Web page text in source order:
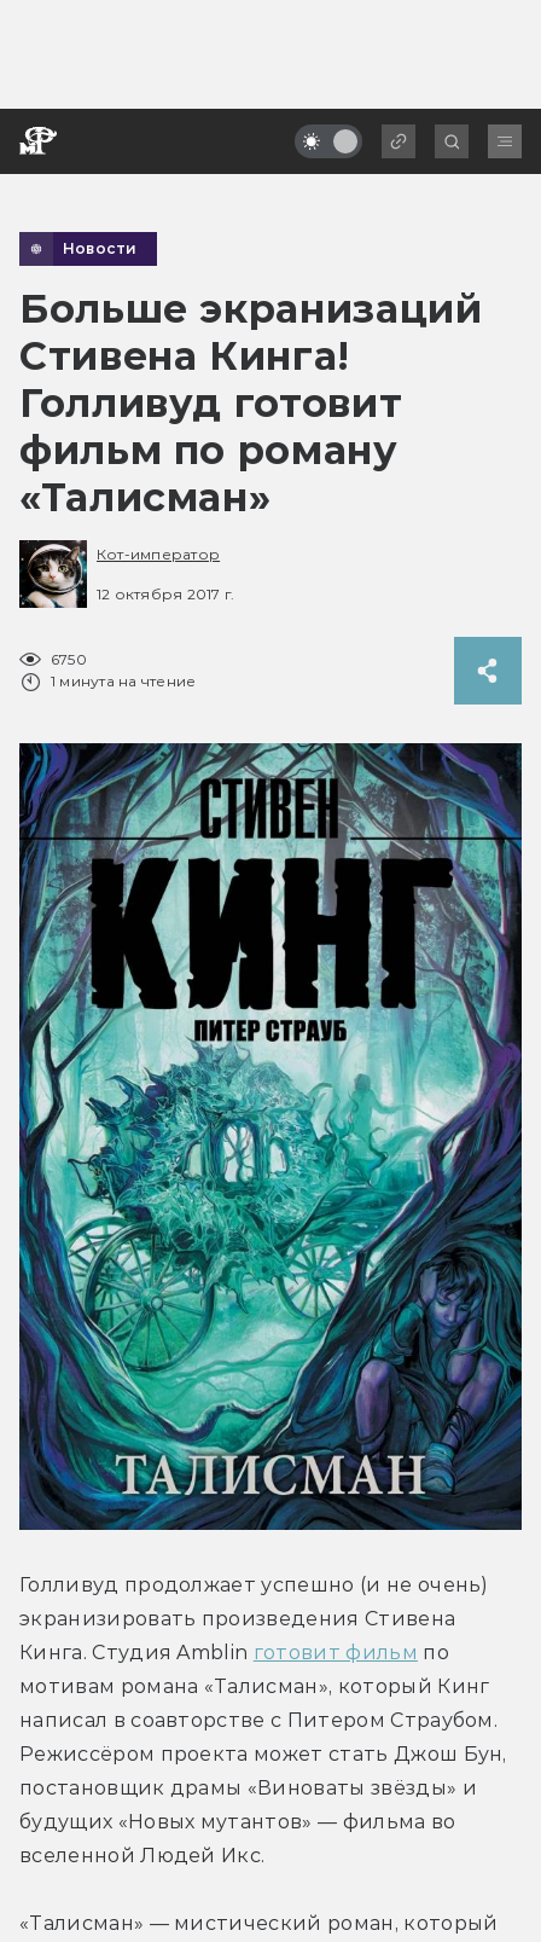
Новости
Больше экранизаций
Стивена Кинга!
Голливуд готовит
фильм по роману
«Талисман»
Кот-император
12 октября 2017 г.
6750
1 минута на чтение
Голливуд продолжает успешно (и не очень)
экранизировать произведения Стивена
Кинга. Студия Amblin готовит фильм по
мотивам романа «Талисман», который Кинг
написал в соавторстве с Питером Страубом.
Режиссёром проекта может стать Джош Бун,
постановщик драмы «Виноваты звёзды» и
будущих «Новых мутантов» — фильма во
вселенной Людей Икс.
«Талисман» — мистический роман, который